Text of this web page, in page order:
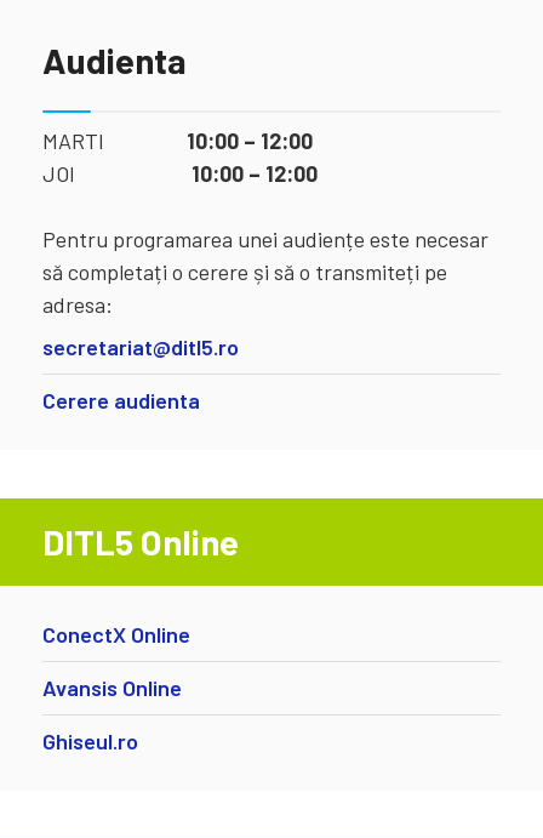
Audienta
MARTI 10:00 – 12:00
JOI 10:00 – 12:00
Pentru programarea unei audiențe este necesar
să completați o cerere și să o transmiteți pe
adresa:
secretariat@ditl5.ro
Cerere audienta
DITL5 Online
ConectX Online
Avansis Online
Ghiseul.ro